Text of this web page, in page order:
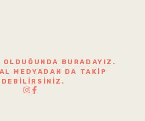
BURADAYIZ.
MEDYADAN DA TAKIP